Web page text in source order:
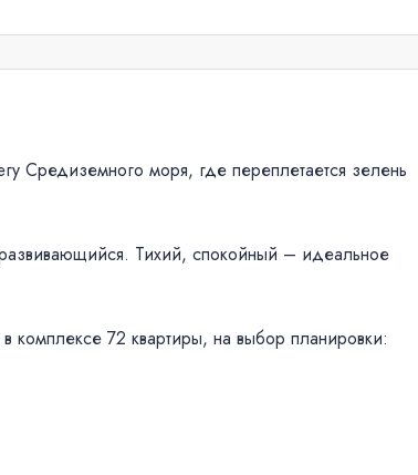
Средиземного моря, где переплетается зелень
Тихий, спокойный – идеальное
комплексе 72 квартиры, на выбор планировки: